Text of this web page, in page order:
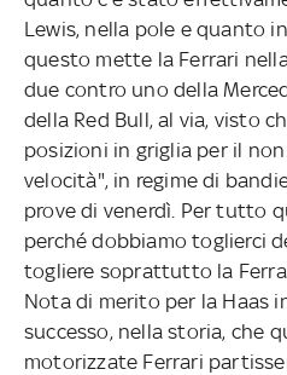
Lewis, nella pole e quanto
questo mette la Ferrari
due contro uno della
della Red Bull, al via, visto
posizioni in griglia per il
velocità", in regime di
prove di venerdì. Per tutto
perché dobbiamo toglierci
togliere soprattutto la
Nota di merito per la Haas
successo, nella storia, che
motorizzate Ferrari